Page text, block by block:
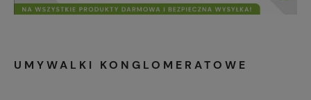
UMYWALKI KONGLOMERATOWE